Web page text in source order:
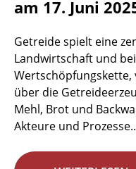
am 17. Juni
Getreide spielt eine
Landwirtschaft und
über die
Mehl, Brot und
Akteure und